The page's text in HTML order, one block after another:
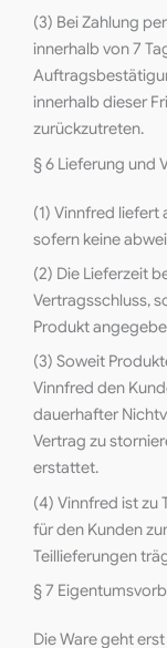
(3) Bei Zahlung
innerhalb von 7
innerhalb dieser
zurückzutreten.
§ 6 Lieferung und
(1) Vinnfred liefert
sofern keine
(2) Die Lieferzeit
Vertragsschluss,
Produkt
(3) Soweit
Vinnfred den
dauerhafter
Vertrag zu
erstattet.
(4) Vinnfred ist zu
für den Kunden
Teillieferungen
§ 7
Die Ware geht